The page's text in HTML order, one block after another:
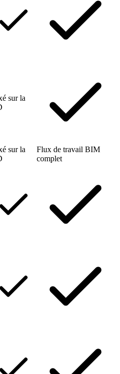
sur la
sur la
Flux de travail BIM
complet